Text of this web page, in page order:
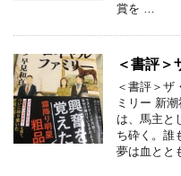
賞を …
＜書評＞
＜書評＞ザ
ミリー 新
は、馬主と
ち砕く。誰
夢は血とと